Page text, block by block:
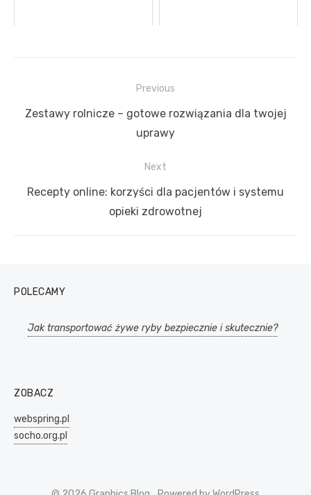
wpisu
Previous
Previous
Zestawy rolnicze – gotowe rozwiązania dla twojej
uprawy
Next
Next
Recepty online: korzyści dla pacjentów i systemu
opieki zdrowotnej
POLECAMY
Jak transportować żywe ryby bezpiecznie i skutecznie?
ZOBACZ
webspring.pl
socho.org.pl